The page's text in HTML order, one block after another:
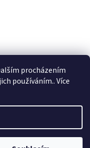
procházením
používáním.. Více